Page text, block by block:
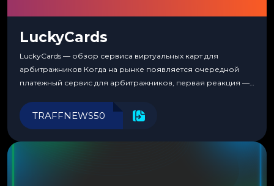
LuckyCards
LuckyCards — обзор сервиса виртуальных карт для
арбитражников Когда на рынке появляется очередной
платежный сервис для арбитражников, первая реакция —
перестаешь воспринимать всерьез любой новый продукт,
пока тот не докажет обратное делом. LuckyCards — история
TRAFFNEWS50